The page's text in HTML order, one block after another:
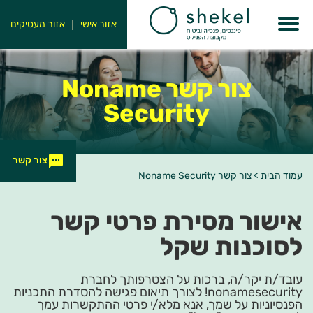
אזור אישי אזור מעסיקים
צור קשר Noname
Security
עמוד הבית >צור קשר Noname Security
אישור מסירת פרטי קשר
לסוכנות שקל
עובד/ת יקר/ה, ברכות על הצטרפותך לחברת
nonamesecurity! לצורך תיאום פגישה להסדרת התכניות
הפנסיוניות על שמך, אנא מלא/י פרטי ההתקשרות עמך
צור קשר